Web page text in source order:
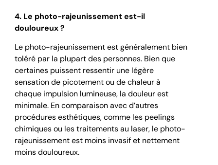
4. Le photo-rajeunissement est-il
douloureux ?
Le photo-rajeunissement est généralement bien
toléré par la plupart des personnes. Bien que
certaines puissent ressentir une légère
sensation de picotement ou de chaleur à
chaque impulsion lumineuse, la douleur est
minimale. En comparaison avec d’autres
procédures esthétiques, comme les peelings
chimiques ou les traitements au laser, le photo-
rajeunissement est moins invasif et nettement
moins douloureux.